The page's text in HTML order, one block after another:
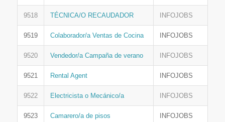
9518 TÉCNICA/O RECAUDADOR INFOJOBS
9519 Colaborador/a Ventas de Cocina INFOJOBS
9520 Vendedor/a Campaña de verano INFOJOBS
9521 Rental Agent INFOJOBS
9522 Electricista o Mecánico/a INFOJOBS
9523 Camarero/a de pisos INFOJOBS